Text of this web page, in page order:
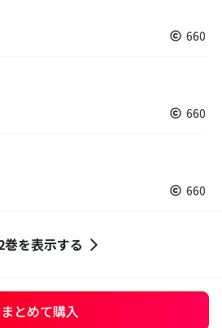
660
660
660
巻を表示する
まとめて購入